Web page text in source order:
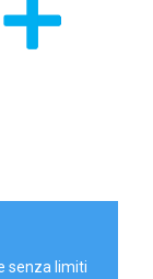
senza limiti